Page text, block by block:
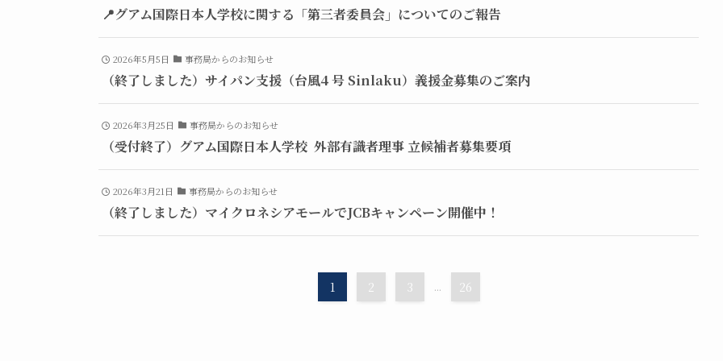
📍グアム国際日本人学校に関する「第三者委員会」についてのご報告
2026年5月5日 事務局からのお知らせ
（終了しました）サイパン支援（台風4 号 Sinlaku）義援金募集のご案内
2026年3月25日 事務局からのお知らせ
（受付終了）グアム国際日本人学校 外部有識者理事 立候補者募集要項
2026年3月21日 事務局からのお知らせ
（終了しました）マイクロネシアモールでJCBキャンペーン開催中！
1 2 3 ... 26